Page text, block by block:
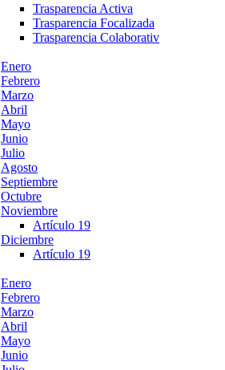
Trasparencia Activa
Trasparencia Focalizada
Trasparencia Colaborativ
Enero
Febrero
Marzo
Abril
Mayo
Junio
Julio
Agosto
Septiembre
Octubre
Noviembre
Artículo 19
Diciembre
Artículo 19
Enero
Febrero
Marzo
Abril
Mayo
Junio